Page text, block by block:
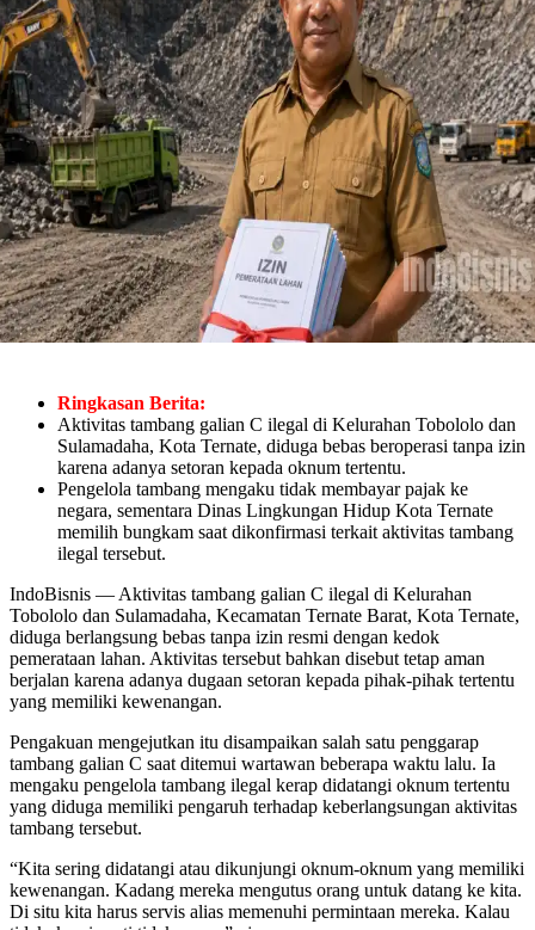
Ringkasan Berita:
Aktivitas tambang galian C ilegal di Kelurahan Tobololo dan
Sulamadaha, Kota Ternate, diduga bebas beroperasi tanpa izin
karena adanya setoran kepada oknum tertentu.
Pengelola tambang mengaku tidak membayar pajak ke
negara, sementara Dinas Lingkungan Hidup Kota Ternate
memilih bungkam saat dikonfirmasi terkait aktivitas tambang
ilegal tersebut.
IndoBisnis — Aktivitas tambang galian C ilegal di Kelurahan
Tobololo dan Sulamadaha, Kecamatan Ternate Barat, Kota Ternate,
diduga berlangsung bebas tanpa izin resmi dengan kedok
pemerataan lahan. Aktivitas tersebut bahkan disebut tetap aman
berjalan karena adanya dugaan setoran kepada pihak-pihak tertentu
yang memiliki kewenangan.
Pengakuan mengejutkan itu disampaikan salah satu penggarap
tambang galian C saat ditemui wartawan beberapa waktu lalu. Ia
mengaku pengelola tambang ilegal kerap didatangi oknum tertentu
yang diduga memiliki pengaruh terhadap keberlangsungan aktivitas
tambang tersebut.
“Kita sering didatangi atau dikunjungi oknum-oknum yang memiliki
kewenangan. Kadang mereka mengutus orang untuk datang ke kita.
Di situ kita harus servis alias memenuhi permintaan mereka. Kalau